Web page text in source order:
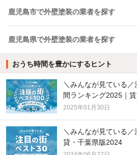
鹿児島市で外壁塗装の業者を探す
鹿児島県で外壁塗装の業者を探す
おうち時間を豊かにするヒント
＼みんなが見ている
間ランキング2025｜
2025年01月30日
＼みんなが見ている
貸・千葉県版2024